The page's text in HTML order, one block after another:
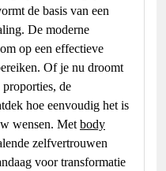
de basis van een
De moderne
op een effectieve
Of je nu droomt
de
hoe eenvoudig het is
wensen. Met body
zelfvertrouwen
voor transformatie